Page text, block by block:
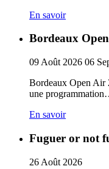
En savoir
Bordeaux
09 Août 2026 06
Bordeaux Open Air
une
En savoir
Fuguer or not
26 Août 2026